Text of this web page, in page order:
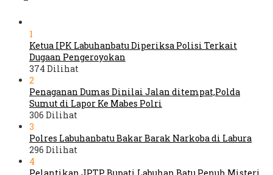
1
Ketua IPK Labuhanbatu Diperiksa Polisi Terkait
Dugaan Pengeroyokan
374 Dilihat
2
Penaganan Dumas Dinilai Jalan ditempat,Polda
Sumut di Lapor Ke Mabes Polri
306 Dilihat
3
Polres Labuhanbatu Bakar Barak Narkoba di Labura
296 Dilihat
4